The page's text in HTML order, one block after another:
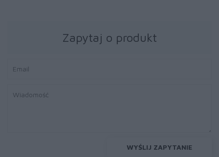
Zapytaj o produkt
WYŚLIJ ZAPYTANIE